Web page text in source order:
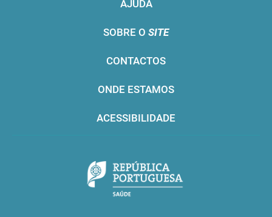
AJUDA
SOBRE O SITE
CONTACTOS
ONDE ESTAMOS
ACESSIBILIDADE